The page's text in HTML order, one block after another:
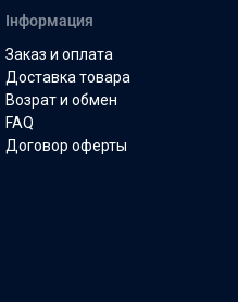
Інформация
Заказ и оплата
Доставка товара
Возрат и обмен
FAQ
Договор оферты